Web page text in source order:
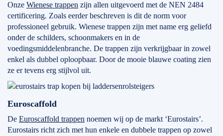
Onze Wienese trappen zijn allen uitgevoerd met de NEN 2484
certificering. Zoals eerder beschreven is dit de norm voor
professioneel gebruik. Wienese trappen zijn met name erg geliefd
onder de schilders, schoonmakers en in de
voedingsmiddelenbranche. De trappen zijn verkrijgbaar in zowel
enkel als dubbel oploopbaar. Door de mooie blauwe coating zien
ze er tevens erg stijlvol uit.
Euroscaffold
De Euroscaffold trappen noemen wij op de markt ‘Eurostairs’.
Eurostairs richt zich met hun enkele en dubbele trappen op zowel